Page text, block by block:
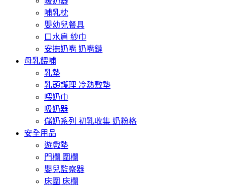
哺乳枕
嬰幼兒餐具
口水肩 紗巾
安撫奶嘴 奶嘴鏈
母乳餵哺
乳墊
乳頭護理 冷熱敷墊
喂奶巾
吸奶器
儲奶系列 初乳收集 奶粉格
安全用品
遊戲墊
門欄 圍欄
嬰兒監察器
床圍 床欄